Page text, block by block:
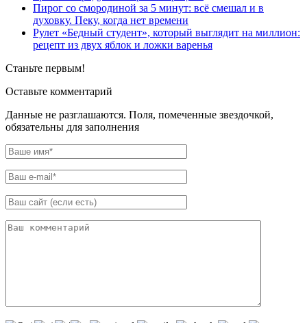
Пирог со смородиной за 5 минут: всё смешал и в
духовку. Пеку, когда нет времени
Рулет «Бедный студент», который выглядит на миллион:
рецепт из двух яблок и ложки варенья
Станьте первым!
Оставьте комментарий
Данные не разглашаются. Поля, помеченные звездочкой,
обязательны для заполнения